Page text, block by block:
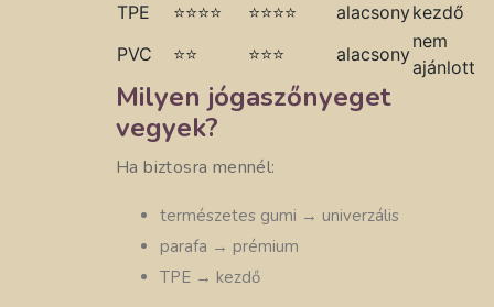
TPE
⭐⭐⭐⭐ ⭐⭐⭐⭐ alacsonykezdő
PVC
⭐⭐ ⭐⭐⭐ alacsony
nem
ajánlott
Milyen jógaszőnyeget
vegyek?
Ha biztosra mennél:
természetes gumi → univerzális
parafa → prémium
TPE → kezdő